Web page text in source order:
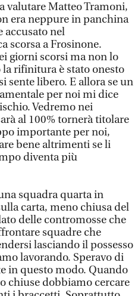
valutare Matteo Tramoni,
era neppure in panchina
accusato nel
scorsa a Frosinone.
giorni scorsi ma non lo
la rifinitura è stato onesto
sente libero. E allora se un
per noi mi dice
Vedremo nei
al 100% tornerà titolare
importante per noi,
bene altrimenti se li
diventa più
squadra quarta in
carta, meno chiusa del
delle contromosse che
squadre che
lasciando il possesso
lavorando. Speravo di
in questo modo. Quando
chiuse dobbiamo cercare